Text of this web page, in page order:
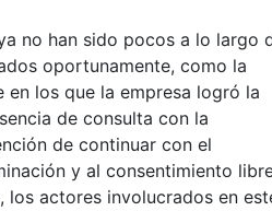
no han sido pocos a lo largo
oportunamente, como la
los que la empresa logró la
de consulta con la
de continuar con el
y al consentimiento
los actores involucrados en